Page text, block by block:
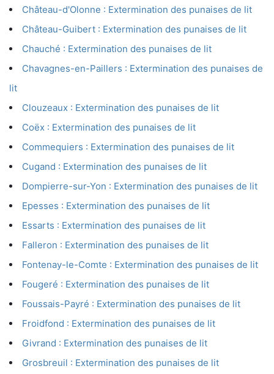
Château-d'Olonne : Extermination des punaises de lit
Château-Guibert : Extermination des punaises de lit
Chauché : Extermination des punaises de lit
Chavagnes-en-Paillers : Extermination des punaises de
lit
Clouzeaux : Extermination des punaises de lit
Coëx : Extermination des punaises de lit
Commequiers : Extermination des punaises de lit
Cugand : Extermination des punaises de lit
Dompierre-sur-Yon : Extermination des punaises de lit
Epesses : Extermination des punaises de lit
Essarts : Extermination des punaises de lit
Falleron : Extermination des punaises de lit
Fontenay-le-Comte : Extermination des punaises de lit
Fougeré : Extermination des punaises de lit
Foussais-Payré : Extermination des punaises de lit
Froidfond : Extermination des punaises de lit
Givrand : Extermination des punaises de lit
Grosbreuil : Extermination des punaises de lit